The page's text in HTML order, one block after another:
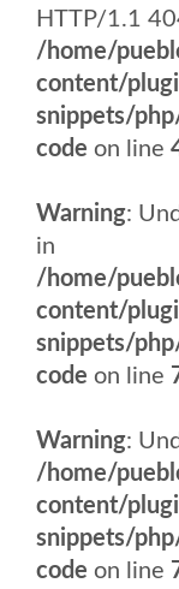
HTTP/1.1
/home/
content/
snippets/
code on line
Warning:
in
/home/
content/
snippets/
code on line
Warning:
/home/
content/
snippets/
code on line